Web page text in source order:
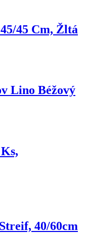
45 Cm, Žltá
Lino Béžový
40/60cm